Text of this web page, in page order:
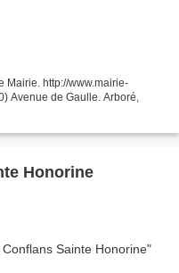
Mairie. http://www.mairie-
Avenue de Gaulle. Arboré,
Honorine